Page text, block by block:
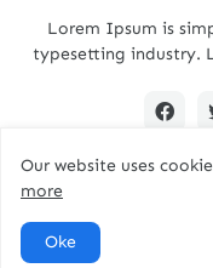
Lorem Ipsum is
typesetting industry.
Our website uses
more
Oke